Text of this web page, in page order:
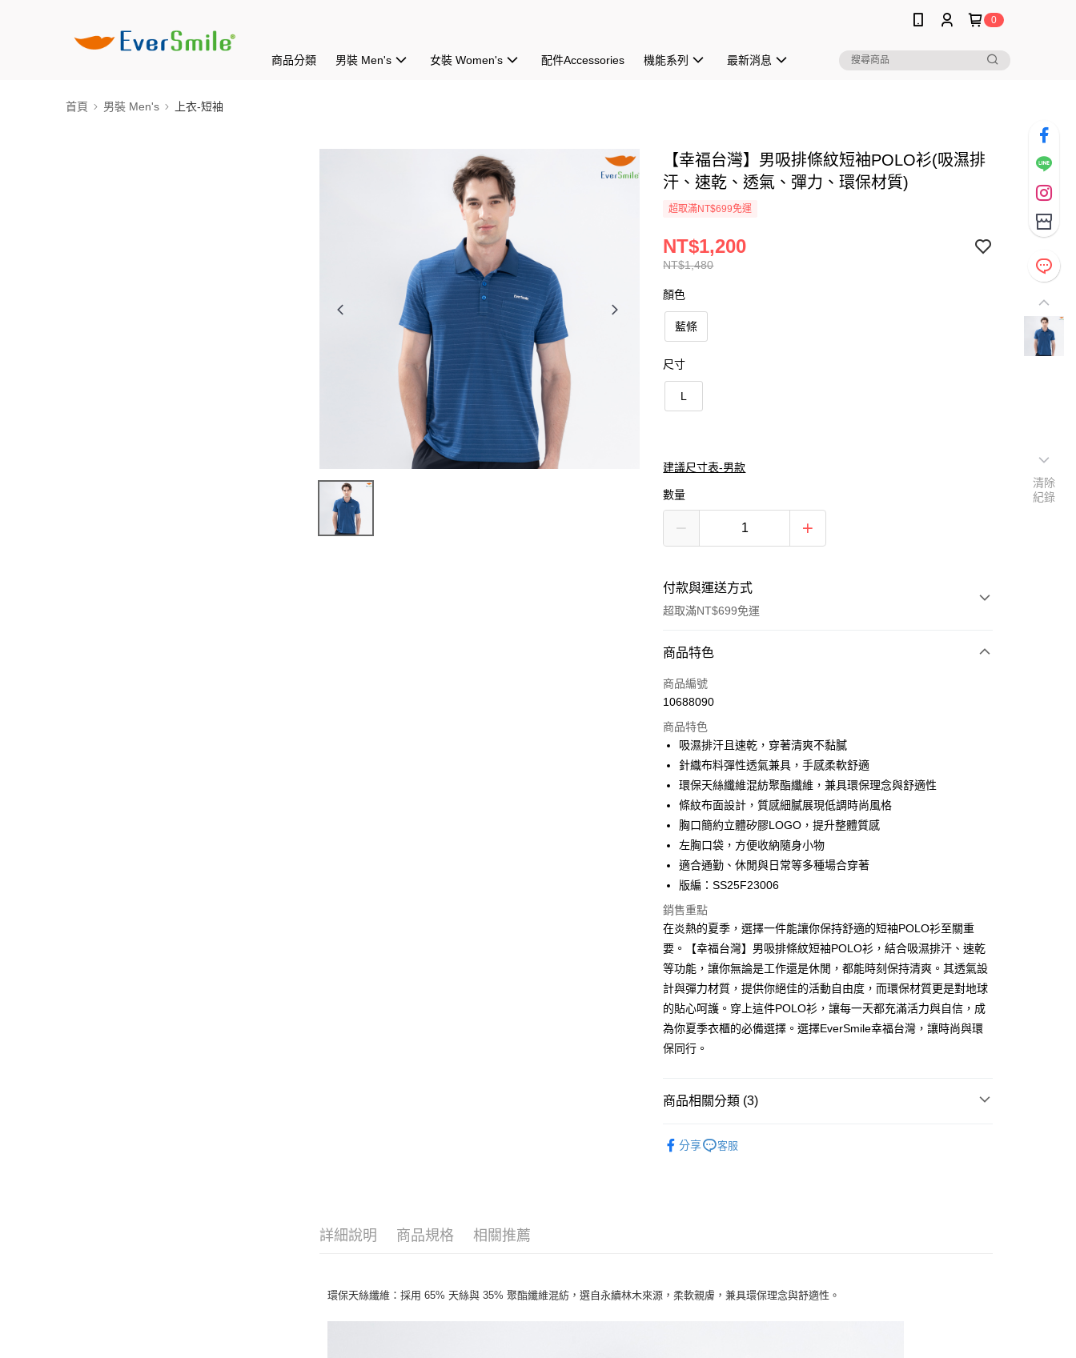
0
商品分類 男裝 Men's 女裝 Women's 配件Accessories 機能系列 最新消息
首頁 男裝 Men's 上衣-短袖
【幸福台灣】男吸排條紋短袖POLO衫(吸濕排
汗、速乾、透氣、彈力、環保材質)
超取滿NT$699免運
NT$1,480
NT$1,200
顏色
藍條
尺寸
L
建議尺寸表-男款
數量
付款與運送方式
超取滿NT$699免運
付款方式
信用卡一次付款
LINE Pay
Apple Pay
悠遊付
Google Pay
ATM付款
貨到付款
運送方式
全家取貨付款
每筆NT$100，滿NT$699(含以上)免運費
付款後全家取貨
每筆NT$100，滿NT$699(含以上)免運費
每筆NT$100，滿NT$699(含以上)免運費
每筆NT$100，滿NT$699(含以上)免運費
每筆NT$100，滿NT$699(含以上)免運費
商品特色
商品編號
10688090
商品特色
吸濕排汗且速乾，穿著清爽不黏膩
針織布料彈性透氣兼具，手感柔軟舒適
環保天絲纖維混紡聚酯纖維，兼具環保理念與舒適性
條紋布面設計，質感細膩展現低調時尚風格
胸口簡約立體矽膠LOGO，提升整體質感
左胸口袋，方便收納隨身小物
適合通勤、休閒與日常等多種場合穿著
版編：SS25F23006
銷售重點
在炎熱的夏季，選擇一件能讓你保持舒適的短袖POLO衫至關重
要。【幸福台灣】男吸排條紋短袖POLO衫，結合吸濕排汗、速乾
等功能，讓你無論是工作還是休閒，都能時刻保持清爽。其透氣設
計與彈力材質，提供你絕佳的活動自由度，而環保材質更是對地球
的貼心呵護。穿上這件POLO衫，讓每一天都充滿活力與自信，成
為你夏季衣櫃的必備選擇。選擇EverSmile幸福台灣，讓時尚與環
保同行。
商品相關分類 (3)
分享 客服
詳細說明 商品規格 相關推薦
環保天絲纖維：採用 65% 天絲與 35% 聚酯纖維混紡，選自永續林木來源，柔軟親膚，兼具環保理念與舒適性。
清除
紀錄